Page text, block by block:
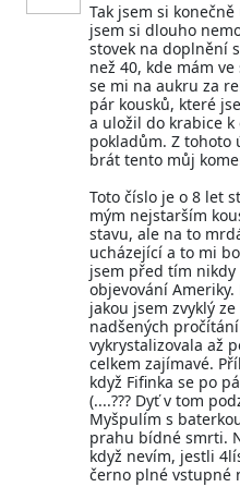
Tak jsem si
jsem si dlouho
stovek na doplnění
než 40, kde mám
se mi na aukru za
pár kousků, které
a uložil do krabice
pokladům. Z tohoto
brát tento můj
Toto číslo je o 8 let
mým nejstarším
stavu, ale na to
ucházející a to mi
jsem před tím
objevování
jakou jsem zvyklý
nadšených
vykrystalizovala až
celkem zajímavé.
když Fifinka se po
(....??? Dyť v tom
Myšpulím s
prahu bídné smrti.
když nevím, jestli
černo plné vstupné